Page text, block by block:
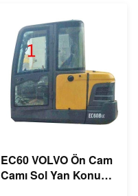
EC60 VOLVO Ön Cam
Camı Sol Yan Konum